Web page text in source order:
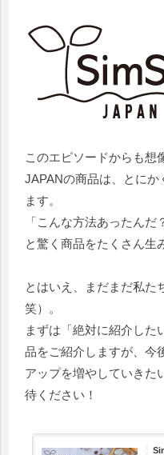
このエピソードからも想
JAPANの商品は、とに
ます。
「こんな方法あったんだ
と驚く商品をたくさん生
とはいえ、まだまだ私た
笑）。
まずは「絶対に紹介した
品をご紹介しますが、今
アップを増やしていきた
待ください！